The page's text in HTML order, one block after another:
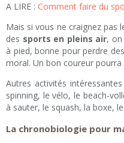
A LIRE : Comment faire du
Mais si vous ne craignez
des sports en pleins air,
à pied, bonne pour perdre
moral. Un bon coureur pourra
Autres activités
spinning, le vélo, le beach-
à sauter, le squash, la boxe,
La chronobiologie pour